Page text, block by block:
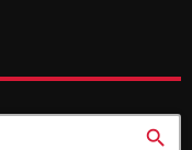
search